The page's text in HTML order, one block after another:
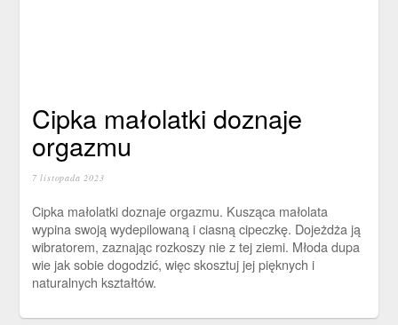
Cipka małolatki doznaje
orgazmu
7 listopada 2023
Cipka małolatki doznaje orgazmu. Kusząca małolata
wypina swoją wydepilowaną i ciasną cipeczkę. Dojeżdża ją
wibratorem, zaznając rozkoszy nie z tej ziemi. Młoda dupa
wie jak sobie dogodzić, więc skosztuj jej pięknych i
naturalnych kształtów.